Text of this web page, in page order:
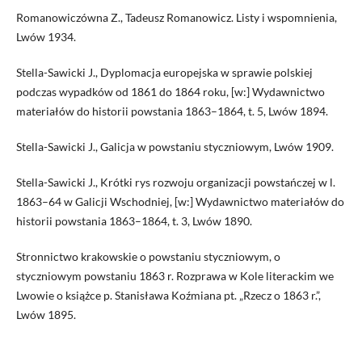
Romanowiczówna Z., Tadeusz Romanowicz. Listy i wspomnienia,
Lwów 1934.
Stella-Sawicki J., Dyplomacja europejska w sprawie polskiej
podczas wypadków od 1861 do 1864 roku, [w:] Wydawnictwo
materiałów do historii powstania 1863–1864, t. 5, Lwów 1894.
Stella-Sawicki J., Galicja w powstaniu styczniowym, Lwów 1909.
Stella-Sawicki J., Krótki rys rozwoju organizacji powstańczej w l.
1863–64 w Galicji Wschodniej, [w:] Wydawnictwo materiałów do
historii powstania 1863–1864, t. 3, Lwów 1890.
Stronnictwo krakowskie o powstaniu styczniowym, o
styczniowym powstaniu 1863 r. Rozprawa w Kole literackim we
Lwowie o książce p. Stanisława Koźmiana pt. „Rzecz o 1863 r.”,
Lwów 1895.